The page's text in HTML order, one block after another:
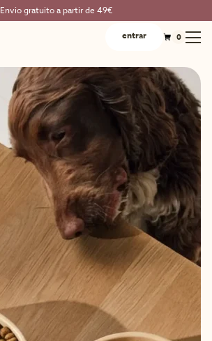
Envio gratuito a partir de 49€
entrar 0